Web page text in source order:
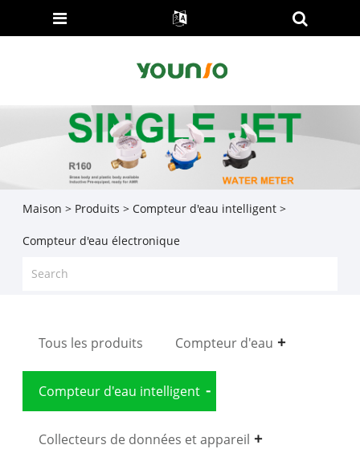
Maison > Produits > Compteur d'eau intelligent>
Compteur d'eau électronique
Tous les produits Compteur d'eau
Compteur d'eau intelligent
Collecteurs de données et appareil